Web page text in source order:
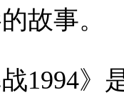
故事。
战1994》